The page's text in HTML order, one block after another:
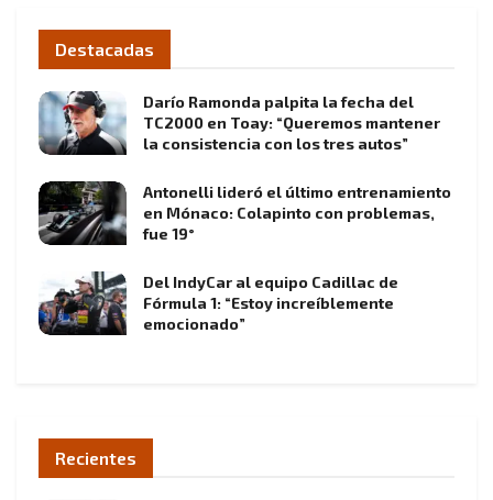
Destacadas
Darío Ramonda palpita la fecha del
TC2000 en Toay: “Queremos mantener
la consistencia con los tres autos”
Antonelli lideró el último entrenamiento
en Mónaco: Colapinto con problemas,
fue 19°
Del IndyCar al equipo Cadillac de
Fórmula 1: “Estoy increíblemente
emocionado”
Recientes